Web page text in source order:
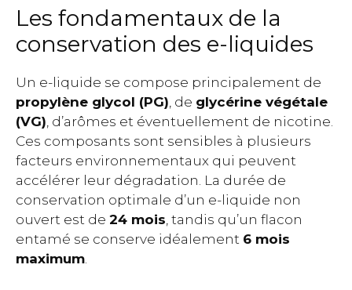
Les fondamentaux de la
conservation des e-liquides
Un e-liquide se compose principalement de
propylène glycol (PG) , de glycérine végétale
(VG) , d’arômes et éventuellement de nicotine.
Ces composants sont sensibles à plusieurs
facteurs environnementaux qui peuvent
accélérer leur dégradation. La durée de
conservation optimale d’un e-liquide non
ouvert est de 24 mois , tandis qu’un flacon
entamé se conserve idéalement 6 mois
maximum